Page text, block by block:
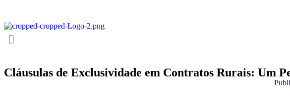
Cláusulas de Exclusividade em Contratos Rurais: Um